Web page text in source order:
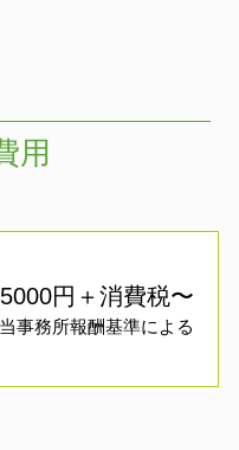
用
5000円＋消費税〜
当事務所報酬基準による